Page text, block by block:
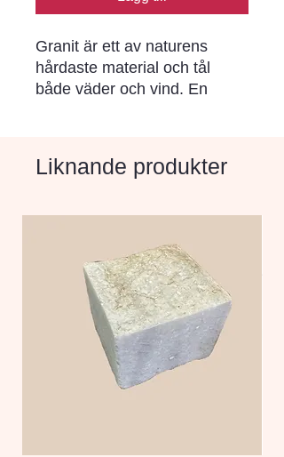
Granit är ett av naturens
hårdaste material och tål
både väder och vind. En
Liknande produkter